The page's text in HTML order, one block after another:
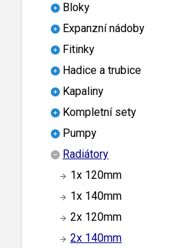
Bloky
Expanzní nádoby
Fitinky
Hadice a trubice
Kapaliny
Kompletní sety
Pumpy
Radiátory
1x 120mm
1x 140mm
2x 120mm
2x 140mm